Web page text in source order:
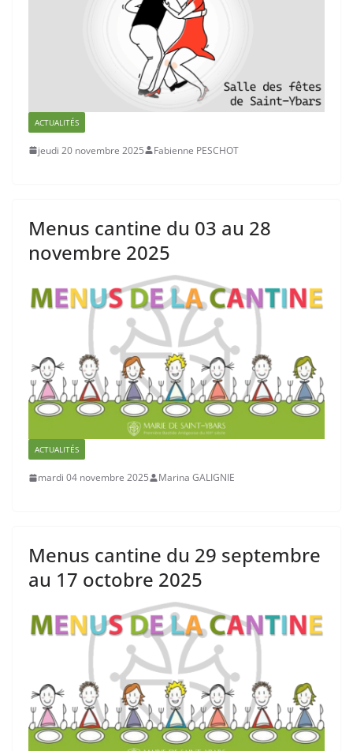
ACTUALITÉS
jeudi 20 novembre 2025 Fabienne PESCHOT
Menus cantine du 03 au 28
novembre 2025
ACTUALITÉS
mardi 04 novembre 2025 Marina GALIGNIE
Menus cantine du 29 septembre
au 17 octobre 2025